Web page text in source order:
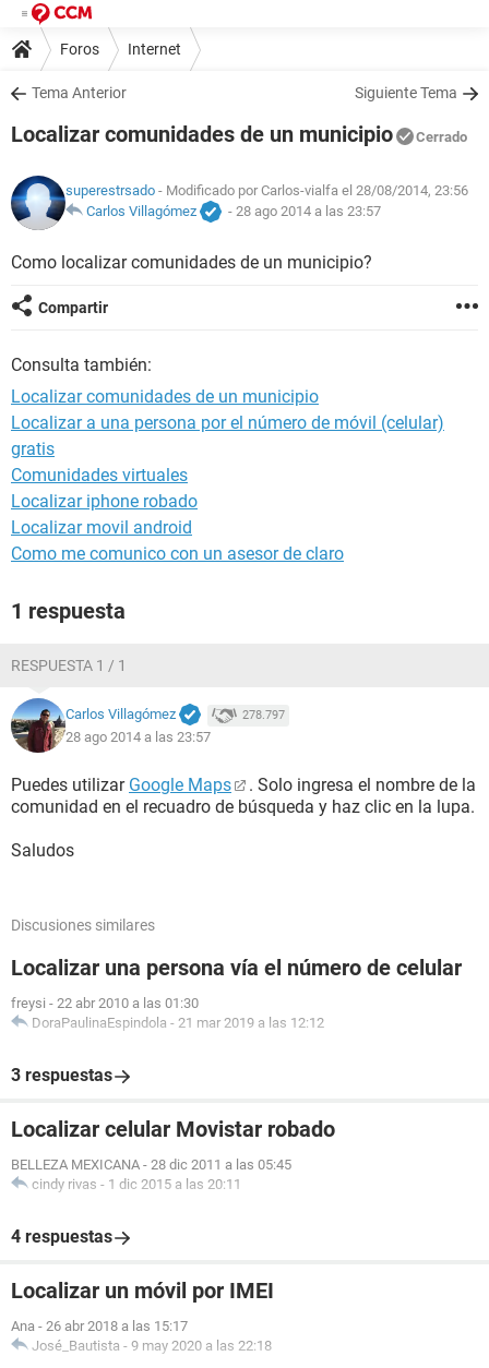
Foros Internet
Tema Anterior Siguiente Tema
Localizar comunidades de un municipio Cerrado
superestrsado - Modificado por Carlos-vialfa el 28/08/2014, 23:56
Carlos Villagómez
- 28 ago 2014 a las 23:57
Como localizar comunidades de un municipio?
Compartir
Consulta también:
Localizar comunidades de un municipio
Localizar a una persona por el número de móvil (celular)
gratis
Comunidades virtuales
Localizar iphone robado
Localizar movil android
Como me comunico con un asesor de claro
1 respuesta
RESPUESTA 1 / 1
Carlos Villagómez 278.797
28 ago 2014 a las 23:57
Puedes utilizar Google Maps
. Solo ingresa el nombre de la
comunidad en el recuadro de búsqueda y haz clic en la lupa.
Saludos
Discusiones similares
Localizar una persona vía el número de celular
freysi - 22 abr 2010 a las 01:30
DoraPaulinaEspindola - 21 mar 2019 a las 12:12
3 respuestas
Localizar celular Movistar robado
BELLEZA MEXICANA - 28 dic 2011 a las 05:45
cindy rivas - 1 dic 2015 a las 20:11
4 respuestas
Localizar un móvil por IMEI
Ana - 26 abr 2018 a las 15:17
José_Bautista - 9 may 2020 a las 22:18